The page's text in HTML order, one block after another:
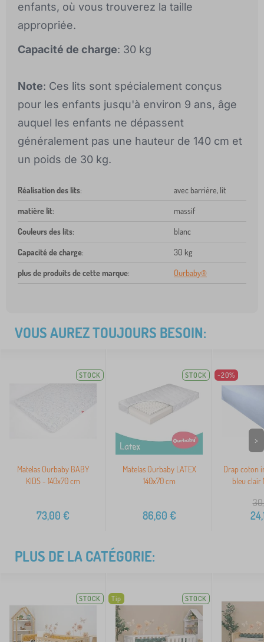
enfants, où vous trouverez la taille
appropriée.
Capacité de charge: 30 kg
Note: Ces lits sont spécialement conçus
pour les enfants jusqu'à environ 9 ans, âge
auquel les enfants ne dépassent
généralement pas une hauteur de 140 cm et
un poids de 30 kg.
Réalisation des lits: avec barrière, lit
matière lit: massif
Couleurs des lits: blanc
Capacité de charge: 30 kg
plus de produits de cette marque: Ourbaby®
VOUS AUREZ TOUJOURS BESOIN:
STOCK
Matelas Ourbaby BABY
KIDS - 140x70 cm
73,00 €
STOCK
Matelas Ourbaby LATEX
140x70 cm
86,60 €
-20%
Drap coton
bleu clair
>
PLUS DE LA CATÉGORIE:
STOCK Tip STOCK